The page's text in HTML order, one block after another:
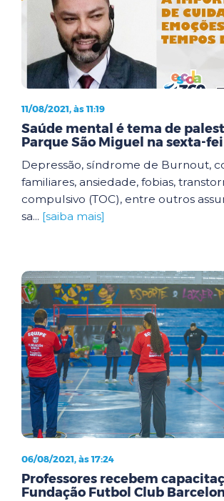
11/08/2021, às 11:19
Saúde mental é tema de
Parque São Miguel na sexta-
Depressão, síndrome de Burnout,
familiares, ansiedade, fobias,
compulsivo (TOC), entre outros
sa... [saiba mais]
06/08/2021, às 17:24
Professores recebem
Fundação Futbol Club